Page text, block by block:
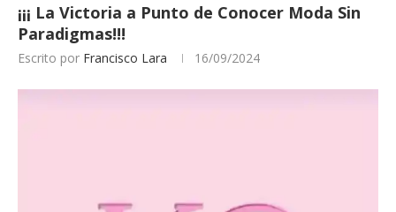
¡¡¡ La Victoria a Punto de Conocer Moda Sin
Paradigmas!!!
Escrito por Francisco Lara 16/09/2024